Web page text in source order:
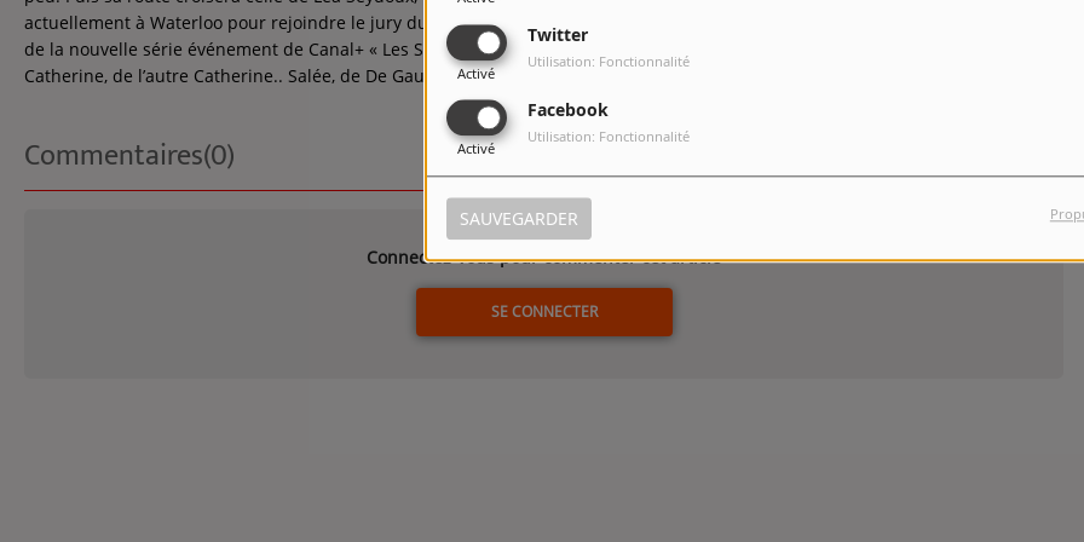
Twitter
Activé
Utilisation: Fonctionnalité
Facebook
Activé
Utilisation: Fonctionnalité
SAUVEGARDER
actuellement à Waterloo pour rejoindre le jury du Festival du Film Historique présidé par Régis Wargnier. Rencontre. On y parle
de la nouvelle série événement de Canal+ « Les Sentinelles », de Virginie Efira, de cheval, de Guillaume Senez, de la Grande
Catherine, de l’autre Catherine.. Salée, de De Gaulle, de Sam Louwyck, de la Suisse…
Commentaires(0)
Connectez-vous pour commenter cet article
SE CONNECTER